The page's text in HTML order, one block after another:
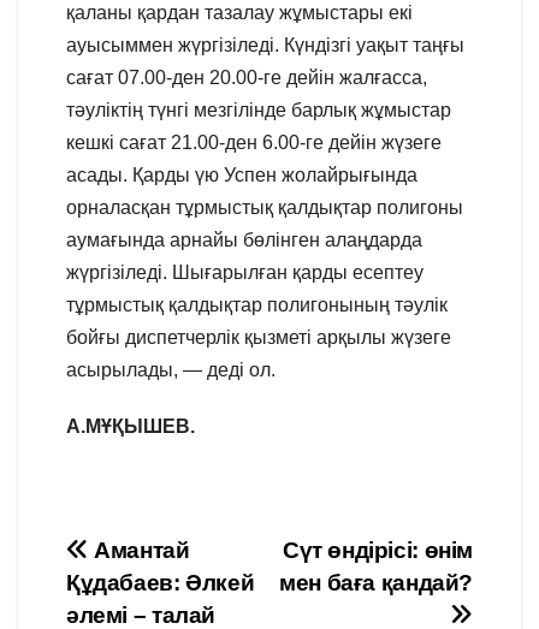
қаланы қардан тазалау жұмыстары екі
ауысыммен жүргізіледі. Күндізгі уақыт таңғы
сағат 07.00-ден 20.00-ге дейін жалғасса,
тәуліктің түнгі мезгілінде барлық жұмыстар
кешкі сағат 21.00-ден 6.00-ге дейін жүзеге
асады. Қарды үю Успен жолайрығында
орналасқан тұрмыстық қалдықтар полигоны
аумағында арнайы бөлінген алаңдарда
жүргізіледі. Шығарылған қарды есептеу
тұрмыстық қалдықтар полигонының тәулік
бойғы диспетчерлік қызметі арқылы жүзеге
асырылады, — деді ол.
А.МҰҚЫШЕВ.
Навигация
по
Сүт өндірісі: өнім
мен баға қандай?
Амантай
Құдабаев: Әлкей
әлемі – талай